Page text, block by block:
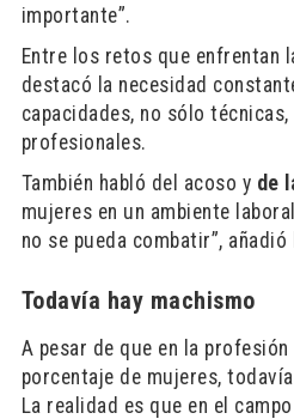
importante”.
Entre los retos que enfrentan
destacó la necesidad
capacidades, no sólo
profesionales.
También habló del acoso y de
mujeres en un ambiente
no se pueda combatir”,
Todavía hay machismo
A pesar de que en la profesión
porcentaje de mujeres,
La realidad es que en el